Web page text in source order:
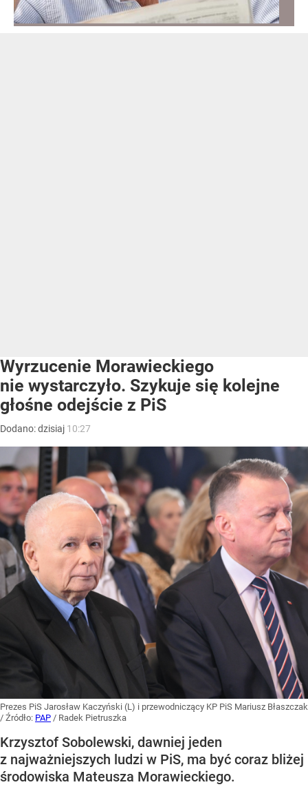
Wyrzucenie Morawieckiego
nie wystarczyło. Szykuje się kolejne
głośne odejście z PiS
Dodano:dzisiaj 10:27
Prezes PiS Jarosław Kaczyński (L) i przewodniczący KP PiS Mariusz Błaszczak
/ Źródło: PAP / Radek Pietruszka
Krzysztof Sobolewski, dawniej jeden
z najważniejszych ludzi w PiS, ma być coraz bliżej
środowiska Mateusza Morawieckiego.